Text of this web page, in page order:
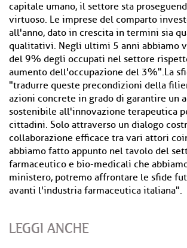
capitale umano, il settore sta
virtuoso. Le imprese del comparto
all'anno, dato in crescita in termini sia
qualitativi. Negli ultimi 5 anni abbiamo
del 9% degli occupati nel settore
aumento dell'occupazione del 3%".La
"tradurre queste precondizioni della
azioni concrete in grado di garantire un
sostenibile all'innovazione terapeutica
cittadini. Solo attraverso un dialogo
collaborazione efficace tra vari attori
abbiamo fatto appunto nel tavolo del
farmaceutico e bio-medicali che
ministero, potremo affrontare le sfide
avanti l'industria farmaceutica italiana".
LEGGI ANCHE